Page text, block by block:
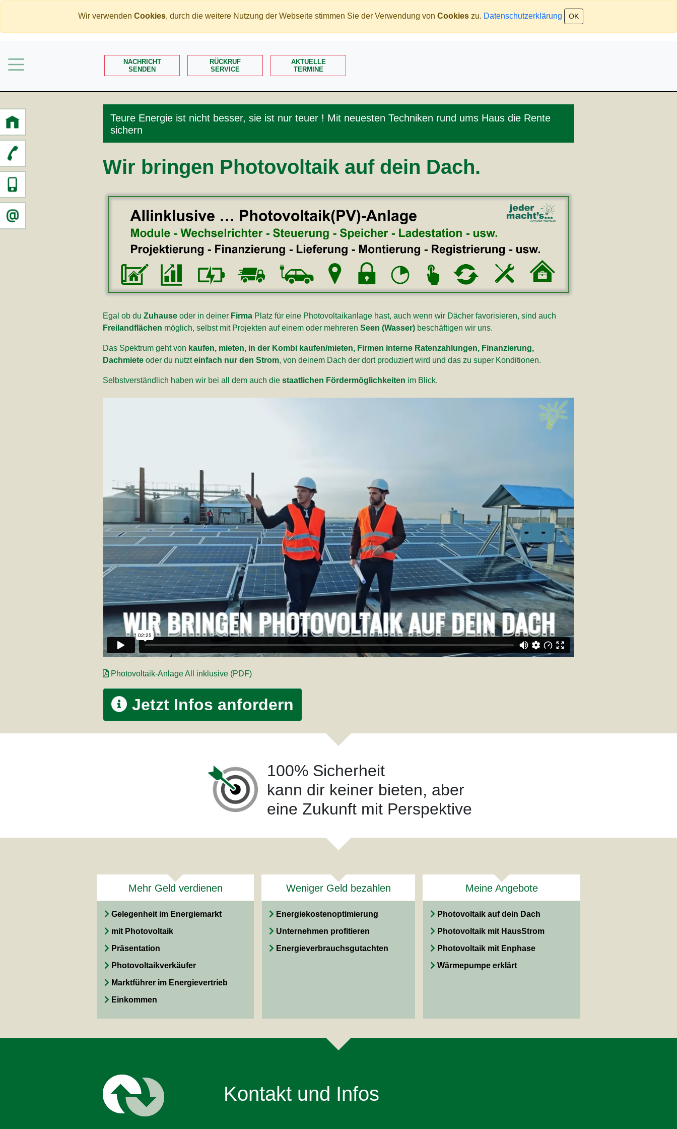
Wir verwenden Cookies, durch die weitere Nutzung der Webseite stimmen Sie der Verwendung von Cookieszu. Datenschutzerklärung OK
NACHRICHT
SENDEN
RÜCKRUF
SERVICE
AKTUELLE
TERMINE
Immobilien
Rente
Meine Angebote
Service
Teure Energie ist nicht besser, sie ist nur teuer ! Mit neuesten Techniken rund ums Haus die Rente
sichern
Wir bringen Photovoltaik auf dein Dach.
Egal ob du Zuhause oder in deiner Firma Platz für eine Photovoltaikanlage hast, auch wenn wir Dächer favorisieren, sind auch
Freilandflächen möglich, selbst mit Projekten auf einem oder mehreren Seen (Wasser) beschäftigen wir uns.
Das Spektrum geht von kaufen, mieten, in der Kombi kaufen/mieten, Firmen interne Ratenzahlungen, Finanzierung,
Dachmiete oder du nutzteinfach nur den Strom, von deinem Dach der dort produziert wird und das zu super Konditionen.
Selbstverständlich haben wir bei all dem auch die staatlichen Fördermöglichkeiten im Blick.
Photovoltaik-Anlage All inklusive (PDF)
Jetzt Infos anfordern
100% Sicherheit
kann dir keiner bieten, aber
eine Zukunft mit Perspektive
Mehr Geld verdienen
Gelegenheit im Energiemarkt
mit Photovoltaik
Präsentation
Photovoltaikverkäufer
Marktführer im Energievertrieb
Einkommen
Weniger Geld bezahlen
Energiekostenoptimierung
Unternehmen profitieren
Energieverbrauchsgutachten
Meine Angebote
Photovoltaik auf dein Dach
Photovoltaik mit HausStrom
Photovoltaik mit Enphase
Wärmepumpe erklärt
Kontakt und Infos